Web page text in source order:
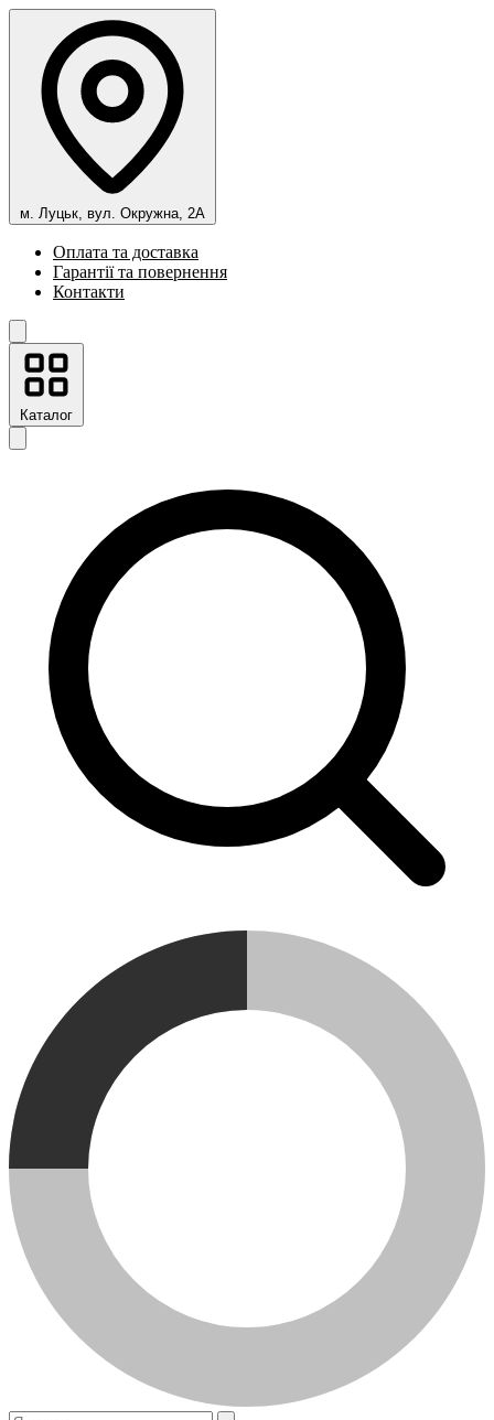
м. Луцьк, вул. Окружна, 2А
Оплата та доставка
Гарантії та повернення
Контакти
Каталог